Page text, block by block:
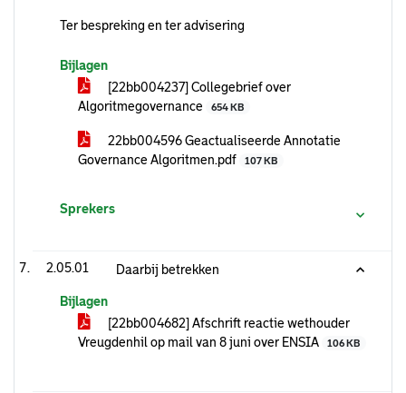
Ter bespreking en ter advisering
Bijlagen
[22bb004237] Collegebrief over
Algoritmegovernance
654 KB
22bb004596 Geactualiseerde Annotatie
Governance Algoritmen.pdf
107 KB
Sprekers
2.05.01 Daarbij betrekken
Bijlagen
[22bb004682] Afschrift reactie wethouder
Vreugdenhil op mail van 8 juni over ENSIA
106 KB